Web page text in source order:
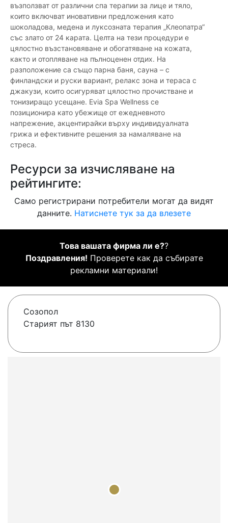
възползват от различни спа терапии за лице и тяло,
които включват иновативни предложения като
шоколадова, медена и луксозната терапия „Клеопатра“
със злато от 24 карата. Целта на тези процедури е
цялостно възстановяване и обогатяване на кожата,
както и отопляване на пълноценен отдих. На
разположение са също парна баня, сауна – с
финландски и руски вариант, релакс зона и тераса с
джакузи, които осигуряват цялостно прочистване и
тонизиращо усещане. Evia Spa Wellness се
позиционира като убежище от ежедневното
напрежение, акцентирайки върху индивидуалната
грижа и ефективните решения за намаляване на
стреса.
Ресурси за изчисляване на
рейтингите:
Само регистрирани потребители могат да видят
данните. Натиснете тук за да влезете
Това вашата фирма ли е??
Поздравления! Проверете как да събирате
рекламни материали!
Созопол
Старият път 8130